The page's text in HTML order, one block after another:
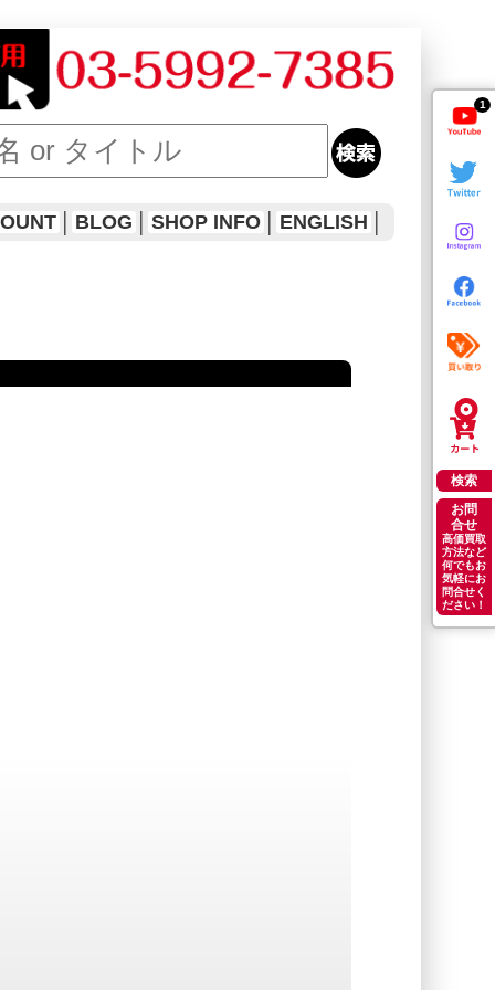
1
検索
お問
合せ
高価買取
方法など
何でもお
気軽にお
問合せく
ださい！
BLOG SHOP INFO ENGLISH